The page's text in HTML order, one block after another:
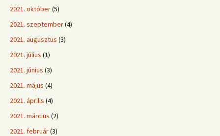
2021. október(5)
2021. szeptember(4)
2021. augusztus (3)
2021. július (1)
2021. június (3)
2021. május (4)
2021. április (4)
2021. március (2)
2021. február(3)